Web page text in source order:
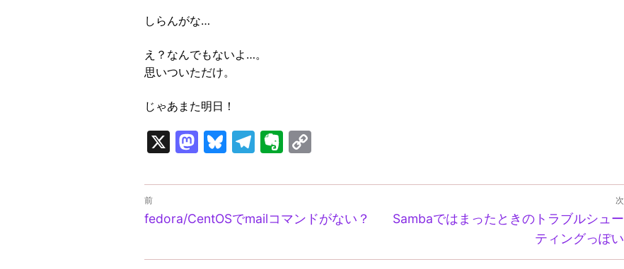
しらんがな…
え？なんでもないよ…。
思いついただけ。
じゃあまた明日！
X Mastodon
Bluesky
Telegram
Evernote
投
稿
ナ
前
前
fedora/CentOSでmailコマンドがない？
次
次
Sambaではまったときのトラブルシュー
ティングっぽい